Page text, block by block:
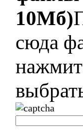
10Мб)
сюда